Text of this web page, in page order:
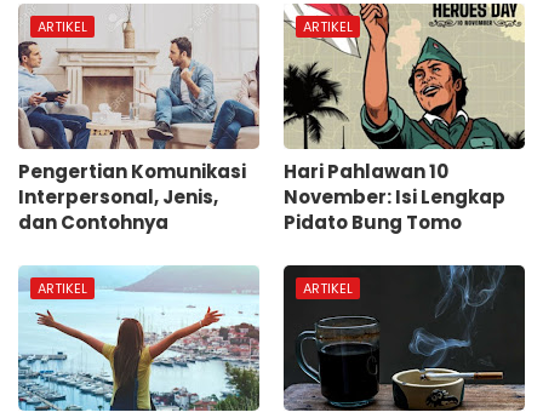
ARTIKEL
Pengertian Komunikasi
Interpersonal, Jenis,
dan Contohnya
ARTIKEL
Hari Pahlawan 10
November: Isi Lengkap
Pidato Bung Tomo
ARTIKEL ARTIKEL